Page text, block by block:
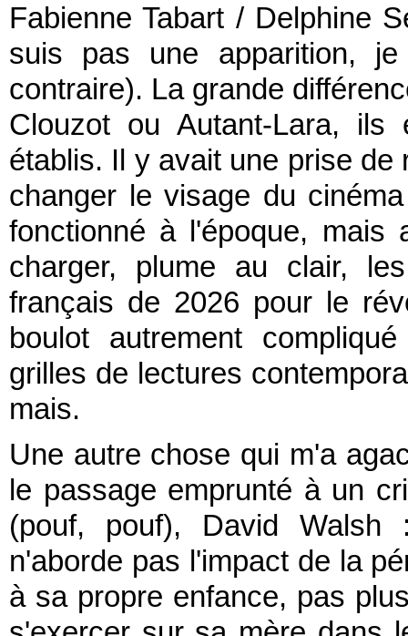
Fabienne Tabart / Delphine
suis pas une apparition,
contraire). La grande
Clouzot ou Autant-Lara, ils
établis. Il y avait une prise
changer le visage du
fonctionné à l'époque, mais
charger, plume au clair,
français de 2026 pour le
boulot autrement
grilles de lectures
mais.
Une autre chose qui m'a
le passage emprunté à un
(pouf, pouf), David
n'aborde pas l'impact de la
à sa propre enfance, pas